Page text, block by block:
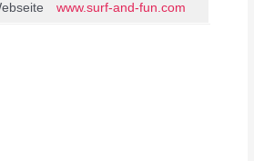
www.surf-and-fun.com